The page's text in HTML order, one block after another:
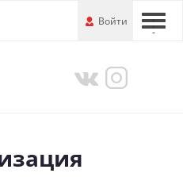
---
Войти